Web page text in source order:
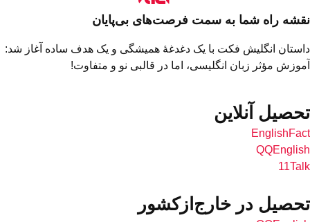
نقشه راه شما به سمت فرصت‌های بی‌پایان
داستان انگلیش فکت با یک دغدغهٔ همیشگی و یک هدف ساده آغاز شد:
آموزش مؤثر زبان انگلیسی، اما در قالبی نو و متفاوت!
تحصیل آنلاین
EnglishFact
QQEnglish
11Talk
تحصیل در خارج‌از‌کشور